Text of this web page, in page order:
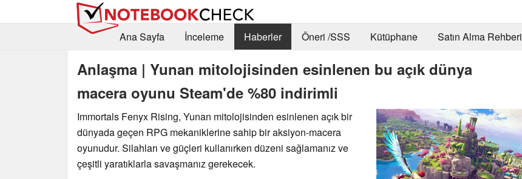
Ana Sayfa
İnceleme Haberler Öneri /SSS Kütüphane Satın Alma Rehberi
Anlaşma | Yunan mitolojisinden esinlenen bu açık dünya
macera oyunu Steam'de %80 indirimli
Immortals Fenyx Rising, Yunan mitolojisinden esinlenen açık bir
dünyada geçen RPG mekaniklerine sahip bir aksiyon-macera
oyunudur. Silahları ve güçleri kullanırken düzeni sağlamanız ve
çeşitli yaratıklarla savaşmanız gerekecek.